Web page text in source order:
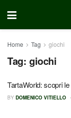
Home Tag giochi
Tag: giochi
TartaWorld: scopri
BY DOMENICO VITIELLO